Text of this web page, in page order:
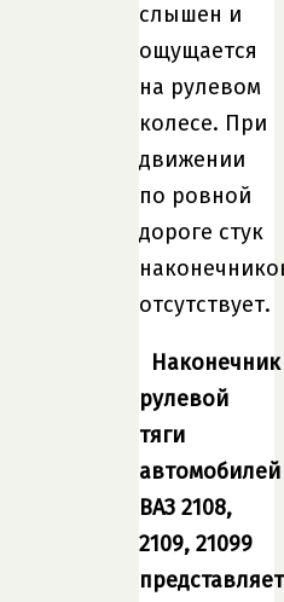
слышен и
ощущается
на рулевом
колесе. При
движении
по ровной
дороге стук
отсутствует.
Наконечник
рулевой
тяги
автомобилей
ВАЗ 2108,
2109, 21099
представляет